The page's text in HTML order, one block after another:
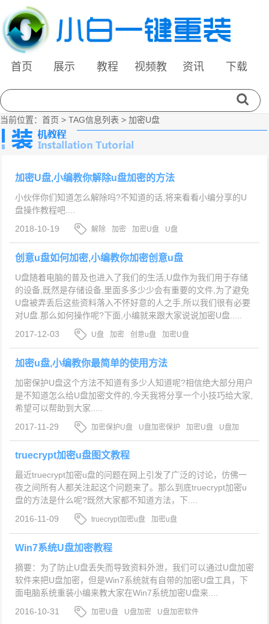
首页 展示 教程
视频教
资讯 下载
当前位置： 首页 > TAG信息列表 > 加密U盘
加密U盘,小编教你解除u盘加密的方法
小伙伴你们知道怎么解除吗?不知道的话,将来看看小编分享的U
盘操作教程吧....
2018-10-19
解除 加密 加密U盘 U盘
创意u盘如何加密,小编教你加密创意u盘
U盘随着电脑的普及也进入了我们的生活,U盘作为我们用于存储
的设备,既然是存储设备,里面多多少少会有重要的文件,为了避免
U盘被弄丢后这些资料落入不怀好意的人之手,所以我们很有必要
对U盘.那么如何操作呢?下面,小编就来跟大家说说加密U盘.....
2017-12-03
U盘 加密 创意u盘 加密U盘
加密u盘,小编教你最简单的使用方法
加密保护U盘这个方法不知道有多少人知道呢?相信绝大部分用户
是不知道怎么给U盘加密文件的,今天我将分享一个小技巧给大家,
希望可以帮助到大家.....
2017-11-29
加密保护U盘 U盘加密保护 加密U盘
U盘加
密
truecrypt加密u盘图文教程
最近truecrypt加密u盘的问题在网上引发了广泛的讨论，仿佛一
夜之间所有人都关注起这个问题来了。那么到底truecrypt加密u
盘的方法是什么呢?既然大家都不知道方法，下....
2016-11-09
truecrypt加密u盘 加密u盘
Win7系统U盘加密教程
摘要：为了防止U盘丢失而导致资料外泄，我们可以通过U盘加密
软件来把U盘加密，但是Win7系统就有自带的加密U盘工具，下
面电脑系统重装小编来教大家在Win7系统加密U盘来....
2016-10-31
加密U盘 U盘加密 U盘加密软件